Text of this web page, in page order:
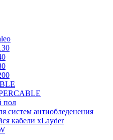
пол
систем антиобледенения
кабели xLayder